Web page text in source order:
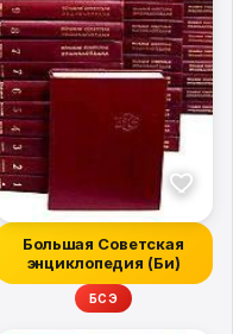
Большая Советская
энциклопедия (Би)
БСЭ